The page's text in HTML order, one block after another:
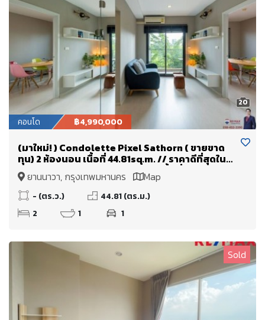
20
คอนโด ฿4,990,000
(มาใหม่! ) Condolette Pixel Sathorn ( ขายขาด
ทุน) 2 ห้องนอน เนื้อที่ 44.81sq.m. // ราคาดีที่สุดใน
โครงการ ห้องมุม หันทางทิศใต้ ทางพื้นที่สีเขียว บ้าน
เดี่ยวเย็นอากาศ (เครดิตดี ขอสินเชื่อได้เต็ม 100%)
ยานนาวา, กรุงเทพมหานคร Map
- (ตร.ว.)
44.81 (ตร.ม.)
2
1 1
Sold